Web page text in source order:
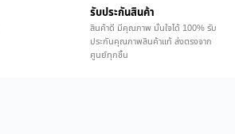
รับประกันสินค้า
สินค้าดี มีคุณภาพ มั่นใจได้ 100% รับ
ประกันคุณภาพสินค้าแท้ ส่งตรงจาก
ศูนย์ทุกชิ้น